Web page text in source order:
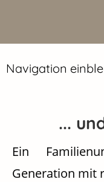
Navigation
...
Ein
Generation mit